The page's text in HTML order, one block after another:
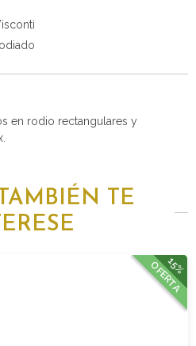
en rodio rectangulares y
TE
15%
OFERTA